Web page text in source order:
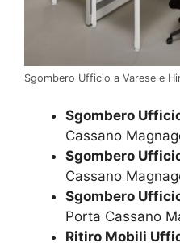
Sgombero Ufficio a Varese e
Sgombero
Cassano
Sgombero
Cassano
Sgombero
Porta Cassano
Ritiro Mobili